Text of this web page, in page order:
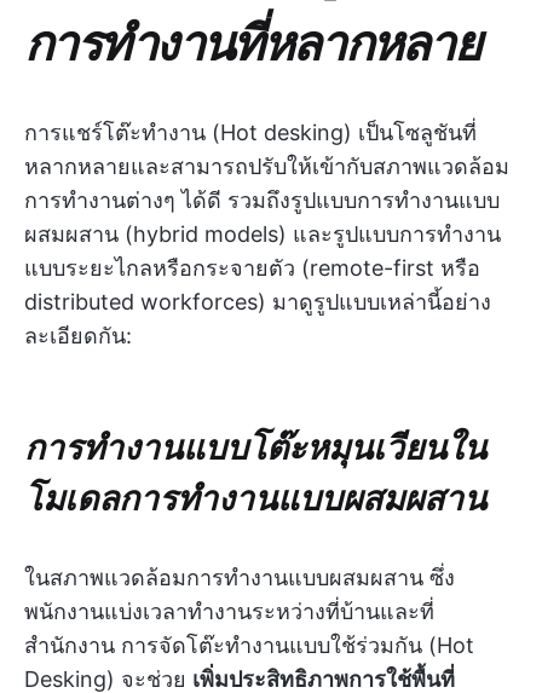
การทำงานที่หลากหลาย
การแชร์โต๊ะทำงาน (Hot desking) เป็นโซลูชันที่
หลากหลายและสามารถปรับให้เข้ากับสภาพแวดล้อม
การทำงานต่างๆ ได้ดี รวมถึงรูปแบบการทำงานแบบ
ผสมผสาน (hybrid models) และรูปแบบการทำงาน
แบบระยะไกลหรือกระจายตัว (remote-first หรือ
distributed workforces) มาดูรูปแบบเหล่านี้อย่าง
ละเอียดกัน:
การทำงานแบบโต๊ะหมุนเวียนใน
โมเดลการทำงานแบบผสมผสาน
ในสภาพแวดล้อมการทำงานแบบผสมผสาน ซึ่ง
พนักงานแบ่งเวลาทำงานระหว่างที่บ้านและที่
สำนักงาน การจัดโต๊ะทำงานแบบใช้ร่วมกัน (Hot
Desking) จะช่วย เพิ่มประสิทธิภาพการใช้พื้นที่